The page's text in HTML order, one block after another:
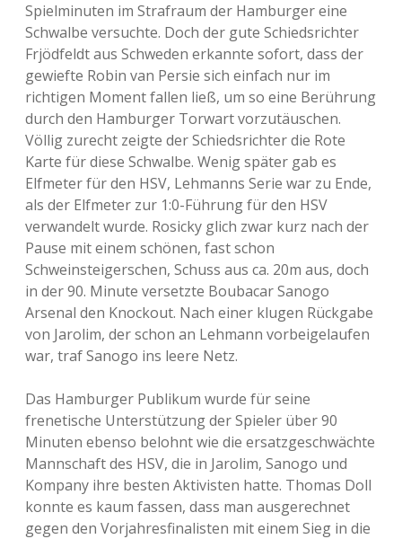
Spielminuten im Strafraum der Hamburger eine
Schwalbe versuchte. Doch der gute Schiedsrichter
Frjödfeldt aus Schweden erkannte sofort, dass der
gewiefte Robin van Persie sich einfach nur im
richtigen Moment fallen ließ, um so eine Berührung
durch den Hamburger Torwart vorzutäuschen.
Völlig zurecht zeigte der Schiedsrichter die Rote
Karte für diese Schwalbe. Wenig später gab es
Elfmeter für den HSV, Lehmanns Serie war zu Ende,
als der Elfmeter zur 1:0-Führung für den HSV
verwandelt wurde. Rosicky glich zwar kurz nach der
Pause mit einem schönen, fast schon
Schweinsteigerschen, Schuss aus ca. 20m aus, doch
in der 90. Minute versetzte Boubacar Sanogo
Arsenal den Knockout. Nach einer klugen Rückgabe
von Jarolim, der schon an Lehmann vorbeigelaufen
war, traf Sanogo ins leere Netz.
Das Hamburger Publikum wurde für seine
frenetische Unterstützung der Spieler über 90
Minuten ebenso belohnt wie die ersatzgeschwächte
Mannschaft des HSV, die in Jarolim, Sanogo und
Kompany ihre besten Aktivisten hatte. Thomas Doll
konnte es kaum fassen, dass man ausgerechnet
gegen den Vorjahresfinalisten mit einem Sieg in die